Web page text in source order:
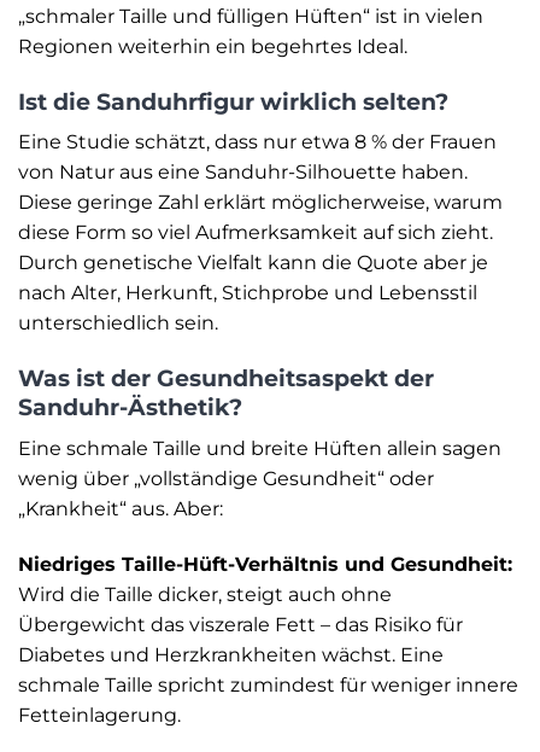
„schmaler Taille und fülligen Hüften“ ist in vielen
Regionen weiterhin ein begehrtes Ideal.
Ist die Sanduhrfigur wirklich selten?
Eine Studie schätzt, dass nur etwa 8 % der Frauen
von Natur aus eine Sanduhr-Silhouette haben.
Diese geringe Zahl erklärt möglicherweise, warum
diese Form so viel Aufmerksamkeit auf sich zieht.
Durch genetische Vielfalt kann die Quote aber je
nach Alter, Herkunft, Stichprobe und Lebensstil
unterschiedlich sein.
Was ist der Gesundheitsaspekt der
Sanduhr-Ästhetik?
Eine schmale Taille und breite Hüften allein sagen
wenig über „vollständige Gesundheit“ oder
„Krankheit“ aus. Aber:
Niedriges Taille-Hüft-Verhältnis und Gesundheit:
Wird die Taille dicker, steigt auch ohne
Übergewicht das viszerale Fett – das Risiko für
Diabetes und Herzkrankheiten wächst. Eine
schmale Taille spricht zumindest für weniger innere
Fetteinlagerung.